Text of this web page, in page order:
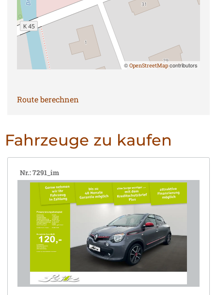
© OpenStreetMap contributors
Route berechnen
Fahrzeuge zu kaufen
Nr.: 7291_im